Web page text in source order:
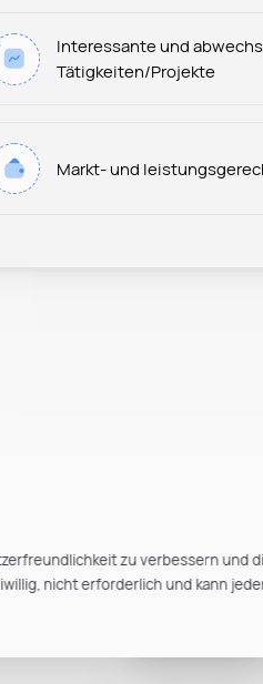
Interessante und
Tätigkeiten/Projekte
Markt- und
zu verbessern und
nicht erforderlich und kann